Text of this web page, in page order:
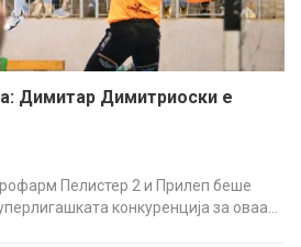
Димитар Димитриоски е
Пелистер 2 и Прилеп беше
конкуренција за оваа…